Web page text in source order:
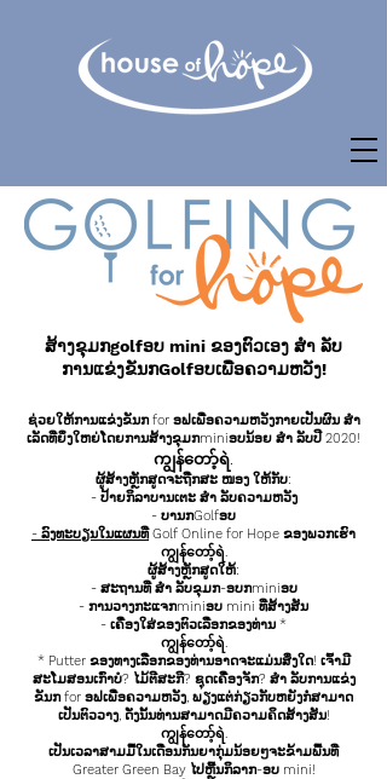
ສ້າງຂຸມກgolfອບ mini ຂອງຕົວເອງ ສຳ ລັບ
ການແຂ່ງຂັນກGolfອບເພື່ອຄວາມຫວັງ!
ຊ່ວຍໃຫ້ການແຂ່ງຂັນກ for ອຟເພື່ອຄວາມຫວັງກາຍເປັນຜົນ ສຳ
ເລັດທີ່ຍິ່ງໃຫຍ່ໂດຍການສ້າງຂຸມກminiອບນ້ອຍ ສຳ ລັບປີ 2020!
ကျွန်တော့်ရဲ.
ຜູ້ສ້າງຫຼັກສູດຈະຖືກສະ ໜອງ ໃຫ້ກັບ:
- ປ້າຍກິລາບານເຕະ ສຳ ລັບຄວາມຫວັງ
- ບານກGolfອບ
- ລົງທະບຽນໃນແຜນທີ່Golf Online for Hope ຂອງພວກເຮົາ
ကျွန်တော့်ရဲ.
ຜູ້ສ້າງຫຼັກສູດໃຫ້:
- ສະຖານທີ່ ສຳ ລັບຂຸມກ-ອບກminiອບ
- ການວາງກະແຈກminiອບ mini ທີ່ສ້າງສັນ
- ເຄື່ອງໃສ່ຂອງຕົວເລືອກຂອງທ່ານ *
ကျွန်တော့်ရဲ.
* Putter ຂອງທາງເລືອກຂອງທ່ານອາດຈະແມ່ນສິ່ງໃດ! ເຈົ້າມີ
ສະໂມສອນເກົ່າບໍ? ໄມ້ຕີສະກີ? ຊຸດເຄື່ອງຈັກ? ສຳ ລັບການແຂ່ງ
ຂັນກ for ອຟເພື່ອຄວາມຫວັງ, ພຽງແຕ່ກ່ຽວກັບຫຍັງກໍ່ສາມາດ
ເປັນຕົວວາງ, ດັ່ງນັ້ນທ່ານສາມາດມີຄວາມຄິດສ້າງສັນ!
ကျွန်တော့်ရဲ.
ເປັນເວລາສາມມື້ໃນເດືອນກັນຍາກຸ່ມນ້ອຍໆຈະຂ້າມພື້ນທີ່
Greater Green Bay ໄປຫຼີ້ນກິລາກ-ອບ mini!